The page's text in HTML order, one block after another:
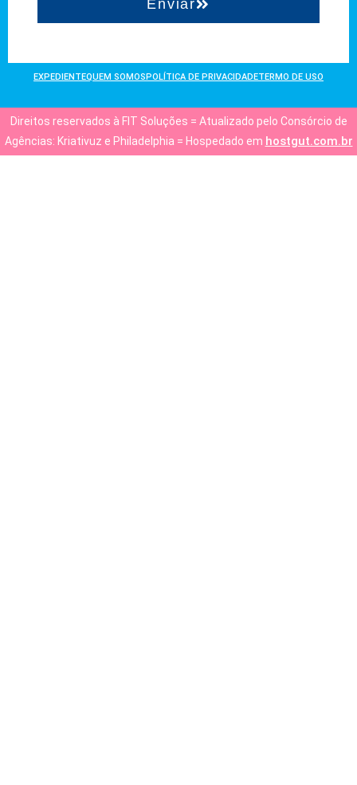
Enviar
EXPEDIENTEQUEM SOMOSPOLÍTICA DE PRIVACIDADETERMO DE USO
Direitos reservados à FIT Soluções = Atualizado pelo Consórcio de
Agências: Kriativuz e Philadelphia = Hospedado em hostgut.com.br